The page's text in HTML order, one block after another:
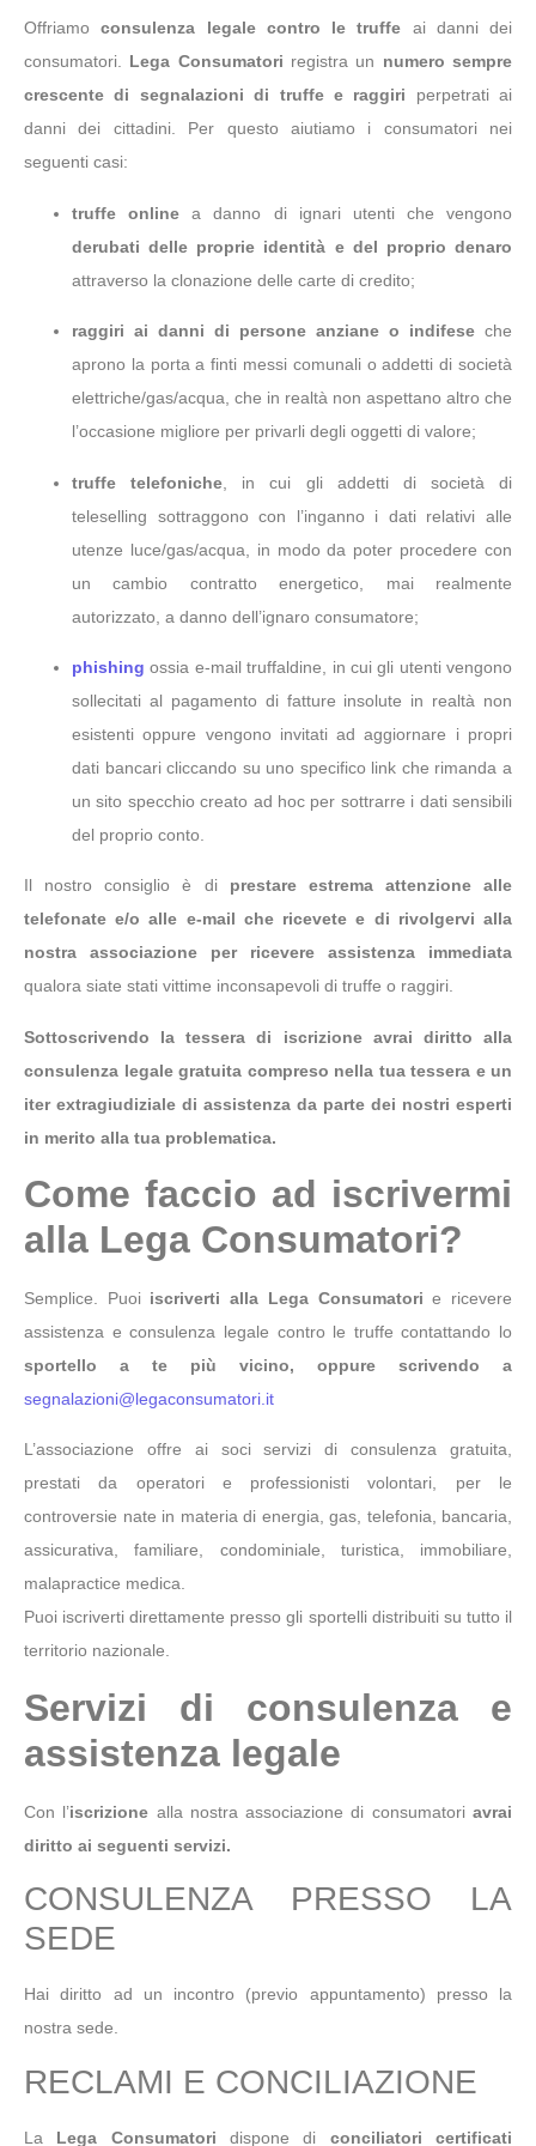
Offriamoconsulenza legale contro le truffe ai danni dei
consumatori. Lega Consumatori registra un numero sempre
crescente di segnalazioni di truffe e raggiri perpetrati ai
danni dei cittadini. Per questo aiutiamo i consumatori nei
seguenti casi:
truffe online a danno di ignari utenti che vengono
derubati delle proprie identità e del proprio denaro
attraverso la clonazione delle carte di credito;
raggiri ai danni di persone anziane o indifese che
aprono la porta a finti messi comunali o addetti di società
elettriche/gas/acqua, che in realtà non aspettano altro che
l’occasione migliore per privarli degli oggetti di valore;
truffe telefoniche , in cui gli addetti di società di
teleselling sottraggono con l’inganno i dati relativi alle
utenze luce/gas/acqua, in modo da poter procedere con
un cambio contratto energetico, mai realmente
autorizzato, a danno dell’ignaro consumatore;
phishing ossia e-mail truffaldine, in cui gli utenti vengono
sollecitati al pagamento di fatture insolute in realtà non
esistenti oppure vengono invitati ad aggiornare i propri
dati bancari cliccando su uno specifico link che rimanda a
un sito specchio creato ad hoc per sottrarre i dati sensibili
del proprio conto.
Il nostro consiglio è di prestare estrema attenzione alle
telefonate e/o alle e-mail che ricevete e di rivolgervi alla
nostra associazione per ricevere assistenza immediata
qualora siate stati vittime inconsapevoli di truffe o raggiri.
Sottoscrivendo la tessera di iscrizione avrai diritto alla
consulenza legale gratuita compreso nella tua tessera e un
iter extragiudiziale di assistenza da parte dei nostri esperti
in merito alla tua problematica.
Come faccio ad iscrivermi
alla Lega Consumatori?
Semplice. Puoi iscriverti alla Lega Consumatori e ricevere
assistenza e consulenza legale contro le truffe contattando lo
sportello a te più vicino, oppure scrivendo a
segnalazioni@legaconsumatori.it
L’associazione offre ai soci servizi di consulenza gratuita,
prestati da operatori e professionisti volontari, per le
controversie nate in materia di energia, gas, telefonia, bancaria,
assicurativa, familiare, condominiale, turistica, immobiliare,
malapractice medica.
Puoi iscriverti direttamente presso gli sportelli distribuiti su tutto il
territorio nazionale.
Servizi di consulenza e
assistenza legale
Con l’iscrizione alla nostra associazione di consumatoriavrai
diritto ai seguenti servizi.
CONSULENZA PRESSO LA
SEDE
Hai diritto ad un incontro (previo appuntamento) presso la
nostra sede.
RECLAMI E CONCILIAZIONE
La Lega Consumatori dispone di conciliatori certificati